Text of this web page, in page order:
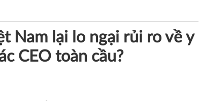
Nam lại lo ngại rủi ro về y
CEO toàn cầu?